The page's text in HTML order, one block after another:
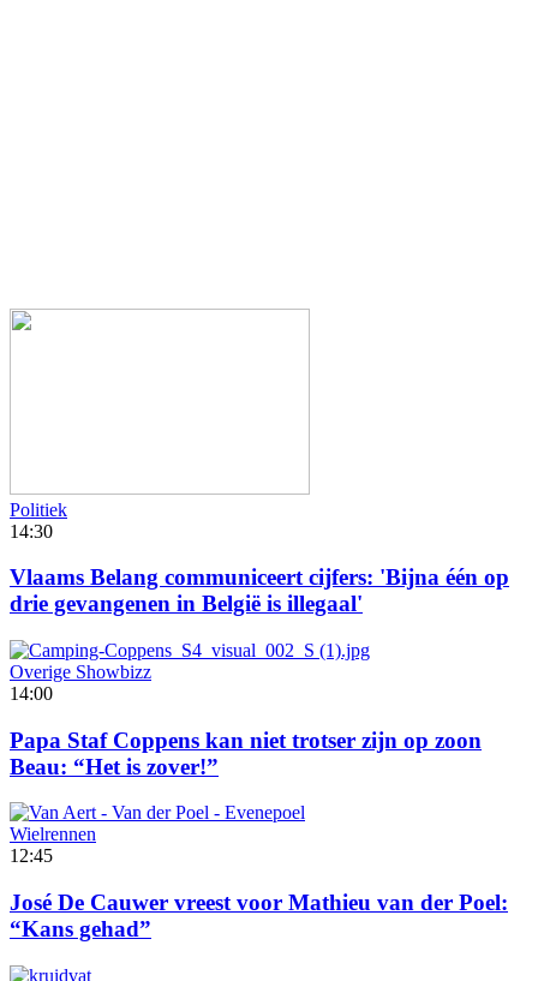
Politiek
14:30
Vlaams Belang communiceert cijfers: 'Bijna één op
drie gevangenen in België is illegaal'
Overige Showbizz
14:00
Papa Staf Coppens kan niet trotser zijn op zoon
Beau: “Het is zover!”
Wielrennen
12:45
José De Cauwer vreest voor Mathieu van der Poel:
“Kans gehad”